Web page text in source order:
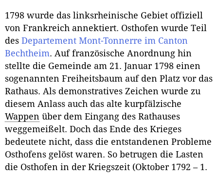
1798 wurde das linksrheinische Gebiet offiziell
von Frankreich annektiert. Osthofen wurde Teil
des Departement Mont-Tonnerre im Canton
Bechtheim. Auf französische Anordnung hin
stellte die Gemeinde am 21. Januar 1798 einen
sogenannten Freiheitsbaum auf den Platz vor das
Rathaus. Als demonstratives Zeichen wurde zu
diesem Anlass auch das alte kurpfälzische
Wappen über dem Eingang des Rathauses
weggemeißelt. Doch das Ende des Krieges
bedeutete nicht, dass die entstandenen Probleme
Osthofens gelöst waren. So betrugen die Lasten
die Osthofen in der Kriegszeit (Oktober 1792 – 1.